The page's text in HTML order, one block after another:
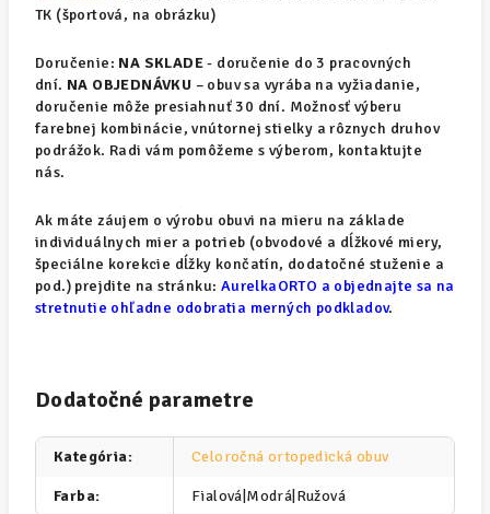
TK (športová, na obrázku)
Doručenie: NA SKLADE- doručenie do 3 pracovných
dní. NA OBJEDNÁVKU – obuv sa vyrába na vyžiadanie,
doručenie môže presiahnuť 30 dní. Možnosť výberu
farebnej kombinácie, vnútornej stielky a rôznych druhov
podrážok. Radi vám pomôžeme s výberom, kontaktujte
nás.
Ak máte záujem o výrobu obuvi na mieru na základe
individuálnych mier a potrieb (obvodové a dĺžkové miery,
špeciálne korekcie dĺžky končatín, dodatočné stuženie a
pod.) prejdite na stránku: AurelkaORTO a objednajte sa na
stretnutie ohľadne odobratia merných podkladov.
Dodatočné parametre
Kategória: Celoročná ortopedická obuv
Farba: Fialová|Modrá|Ružová